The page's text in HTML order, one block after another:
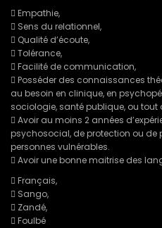
 Empathie,
 Sens du relationnel,
 Qualité d’écoute,
 Tolérance,
 Facilité de communication,
 Posséder des connaissances
au besoin en clinique, en
sociologie, santé publique, ou
 Avoir au moins 2 années
psychosocial, de protection ou de
personnes vulnérables.
 Avoir une bonne maitrise des
 Français,
 Sango,
 Zandé,
 Foulbé